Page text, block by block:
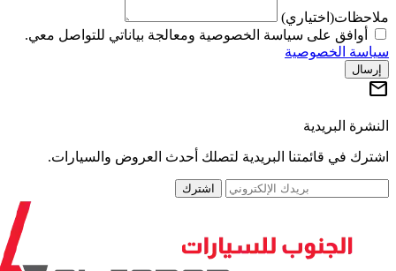
(اختياري)
أوافق على سياسة الخصوصية ومعالجة بياناتي للتواصل معي.
الخصوصية
البريدية
في قائمتنا البريدية لتصلك أحدث العروض والسيارات.
اشترك